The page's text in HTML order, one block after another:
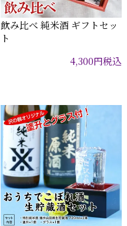
飲み比べ 純米酒 ギフトセッ
ト
4,300円税込